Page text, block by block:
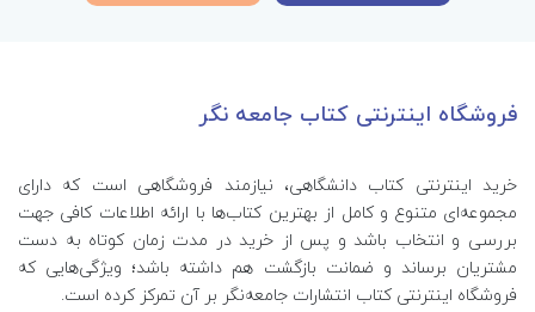
فروشگاه اینترنتی کتاب جامعه نگر
خرید اینترنتی کتاب‌ دانشگاهی، نیازمند فروشگاهی است که دارای
مجموعه‌ای متنوع و کامل از بهترین کتاب‌ها با ارائه اطلاعات کافی جهت
بررسی و انتخاب باشد و پس از خرید در مدت زمان کوتاه به دست
مشتریان برساند و ضمانت بازگشت هم داشته باشد؛ ویژگی‌هایی که
فروشگاه اینترنتی کتاب انتشارات جامعه‌نگر بر آن تمرکز کرده است.